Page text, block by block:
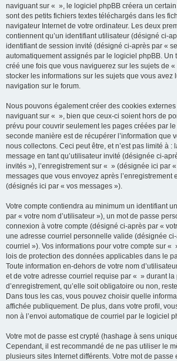
naviguant sur « », le logiciel phpBB créera un
sont des petits fichiers textes téléchargés dans les
navigateur Internet de votre ordinateur. Les deux
contiennent qu’un identifiant utilisateur (désigné ci-
identifiant de session invité (désigné ci-après par «
automatiquement assignés par le logiciel phpBB. Un
créé une fois que vous naviguerez sur les sujets de
stocker les informations sur les sujets que vous avez
navigation sur le forum.
Nous pouvons également créer des cookies
naviguant sur « », bien que ceux-ci soient hors de
prévu pour couvrir seulement les pages créées par
seconde manière est de récupérer l’information que
nous collectons. Ceci peut être, et n’est pas limité à :
message en tant qu’utilisateur invité (désignée ci-
invités »), l’enregistrement sur « » (désignée ici par
messages que vous envoyez après l’enregistrement
(désignés ici par « vos messages »).
Votre compte contiendra au minimum un identifiant
par « votre nom d’utilisateur »), un mot de passe
connexion à votre compte (désigné ci-après par «
une adresse courriel personnelle valide (désignée
courriel »). Vos informations pour votre compte sur «
lois de protection des données applicables dans le
Toute information en-dehors de votre nom
et de votre adresse courriel requise par « » durant la
d’enregistrement, qu’elle soit obligatoire ou non,
Dans tous les cas, vous pouvez choisir quelle
affichée publiquement. De plus, dans votre profil,
non à l’envoi automatique de courriel par le logiciel
Votre mot de passe est crypté (hashage à sens
Cependant, il est recommandé de ne pas utiliser le
plusieurs sites Internet différents. Votre mot de passe